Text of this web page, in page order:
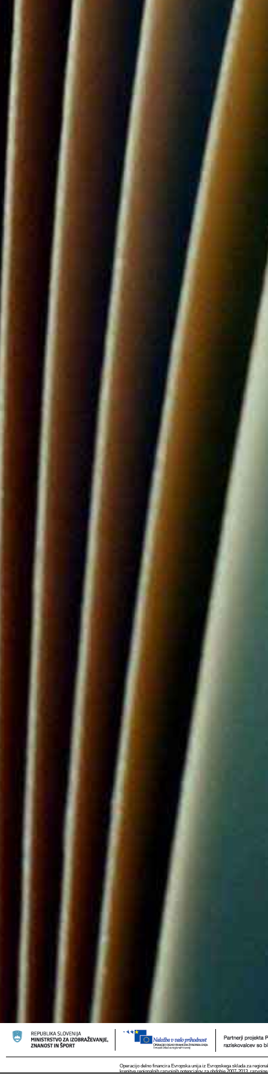
Operacijo delno financira Evropska unija iz Evropskega sklada za
krepitve regionalnih razvojnih potencialov za obdobje 2007-2013,